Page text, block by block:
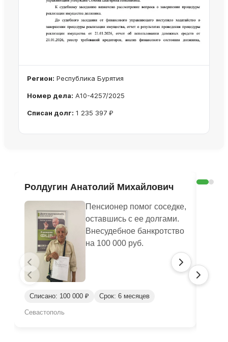
Регион: Республика Бурятия
Номер дела: А10-4257/2025
Списан долг: 1 235 397 ₽
Ролдугин Анатолий Михайлович
Пенсионер помог соседке,
оставшись с ее долгами.
Внесудебное банкротство
на 100 000 руб.
Списано: 100 000 ₽ Срок: 6 месяцев
Севастополь